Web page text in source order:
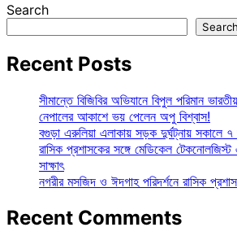
Search
Search
Recent Posts
সীমান্তে বিজিবির অভিযানে বিপুল পরিমান
নেপালের আকাশে ভয় পেলেন অপু বিশ্বাস!
বগুড়া এরুলিয়া এলাকায় সড়ক দুর্ঘট্নায় সকালে
রাসিক প্রশাসকের সঙ্গে মেডিকেল টেকনোলজিস্ট
সাক্ষাৎ
নগরীর মসজিদ ও ঈদগাহ পরিদর্শনে রাসিক
Recent Comments